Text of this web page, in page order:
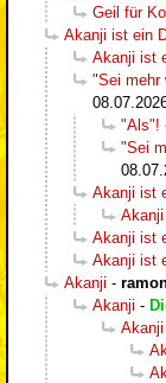
Geil für
Akanji ist ein
Akanji ist
"Sei mehr
"Als"!
"Sei
Akanji ist
Akanji ist
Akanji ist
Akanji -
Akanji -
Akanji